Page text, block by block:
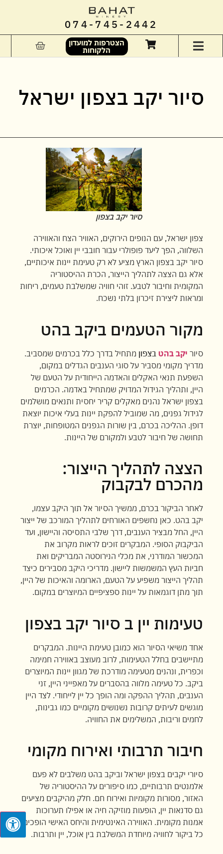
074-745-2442
הצטרפות למועדון
הלקוחות
סיור יקב בצפון ישראל
סיור יקב בצפון
צפון ישראל, עם הנופים הירוקים, האוויר הצח והאווירה
השלווה, הפך ליעד פופולרי עבור חובבי יין ואוכל איכותי.
סיור יקב בצפון הארץ מציע לא רק טעימת יינות איכותיים,
אלא גם הצצה לתהליך הייצור, הכרת ההיסטוריה
המקומית וחיבור לטבע. זוהי חוויה שמשלבת טעמים, ריחות
ומראות ליצירת זיכרון בלתי נשכח.
מקור הטעמים ביקב בהט
סיור יקב בהט בצפון מתחיל בדרך כלל בכרמים שמסביב.
מדריך מקומי מסביר על סוגי הענבים הגדלים במקום,
השפעת תנאי האקלים והאדמה הייחודית על הטעם של
היין, ותהליך הגידול המדויק שמתחיל באדמה. הכרמים
בצפון ישראל נהנים מאקלים קריר יחסית ותנאים מושלמים
לגידול גפנים, מה שמוביל להפקת יינות בעלי איכות יוצאת
דופן. ההליכה בכרם, בין שורות הגפנים המטופחות, יוצרת
תחושה של חיבור לטבע ולמקורם של היינות.
הצצה לתהליך הייצור:
מהכרם לבקבוק
לאחר הביקור בכרם, ממשיך הסיור אל תוך היקב עצמו,
יקב בהט. כאן נחשפים האורחים לתהליך המורכב של ייצור
היין, החל מבציר הענבים, דרך שלבי התסיסה והיישון, ועד
הביקבוק הסופי. המבקרים זוכים לראות מקרוב את
המכשור המודרני, את מכלי הנירוסטה המבריקים ואת
חביות העץ המשמשות ליישון. מדריכי היקב מסבירים כיצד
תהליך הייצור משפיע על הטעם, הארומה והאיכות של היין,
תוך מתן דוגמאות על יינות ספציפיים המיוצרים במקום.
טעימות יין ב סיור יקב בצפון
אחד משיאי הסיור הוא כמובן טעימת היינות. המבקרים
מתיישבים בחלל הטעימות, לרוב מעוצב באווירה חמימה
וכפרית, ונהנים מטעימה מודרכת של מגוון יינות המיוצרים
ביקב. כל טעימה מלווה בהסברים על מאפייני היין, זני
הענבים, תהליך ההפקה ומה הופך כל יין לייחודי. לצד היין
מוגשים לעיתים קרובות נשנושים מקומיים כמו גבינות,
לחמים וריבות, המשלימים את החוויה.
חיבור תרבותי ואירוח מקומי
סיורי יקבים בצפון ישראל וביקב בהט משלבים לא פעם
אלמנטים תרבותיים, כמו סיפורים על ההיסטוריה של
האזור, מסורות מקומיות ואירוח חם. חלק מהיקבים מציעים
גם סדנאות יין, הופעות מוזיקה חיה או אפילו תערוכות
אמנות מקומית. האווירה האינטימית והיחס האישי הופכים
כל ביקור לחוויה מיוחדת המשלבת בין אוכל, יין ותרבות.